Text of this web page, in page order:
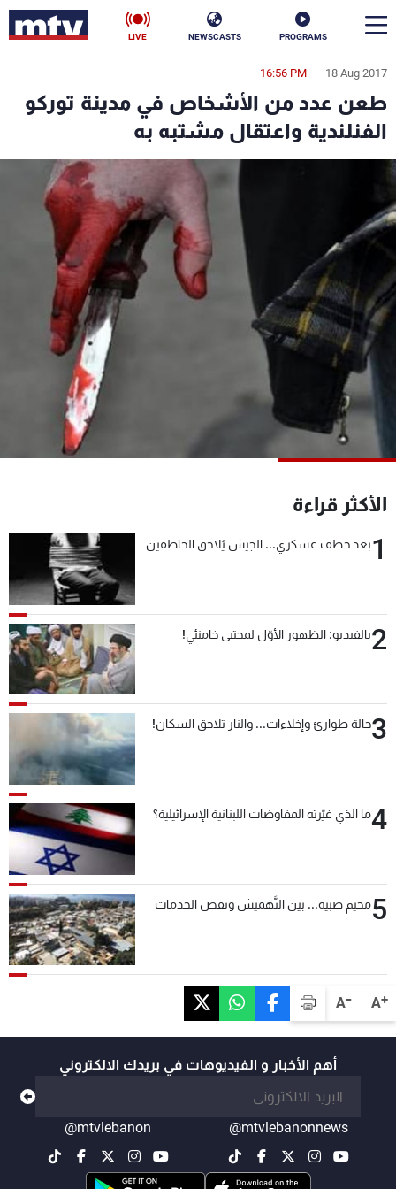
PROGRAMS
NEWSCASTS
LIVE
A+
A-
18 Aug 2017
16:56 PM
طعن عدد من الأشخاص في مدينة توركو
الفنلندية واعتقال مشتبه به
الأكثر قراءة
1بعد خطف عسكري... الجيش يُلاحق الخاطفين
2بالفيديو: الظهور الأوّل لمجتبى خامنئي!
3حالة طوارئ وإخلاءات... والنار تلاحق السكان!
4ما الذي غيّرته المفاوضات اللبنانية الإسرائيلية؟
5مخيم ضبية... بين التَّهميش ونقص الخدمات
أهم الأخبار و الفيديوهات في بريدك الالكتروني
@mtvlebanonnews
@mtvlebanon
en
الأخبار
سياسة ناس
إقتصاد فن
منوعات رياضة
كأس العالم
البرامج
جدول البرامج
شاهد البرامج
الترددات
عن MTV
الإنـتـاج
شروط الإسـتخدام
سياسة الخصوصية